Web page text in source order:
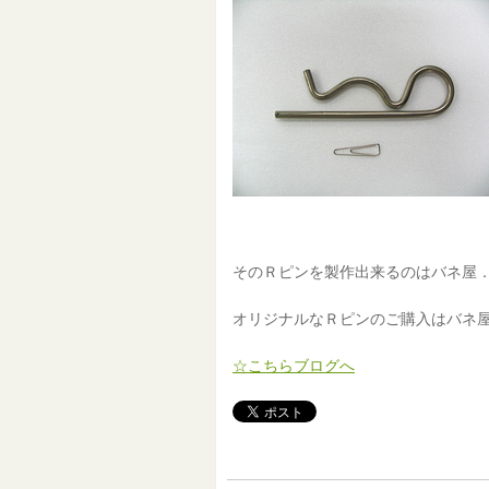
そのＲピンを製作出来るのはバネ屋
オリジナルなＲピンのご購入はバネ
☆こちらブログへ